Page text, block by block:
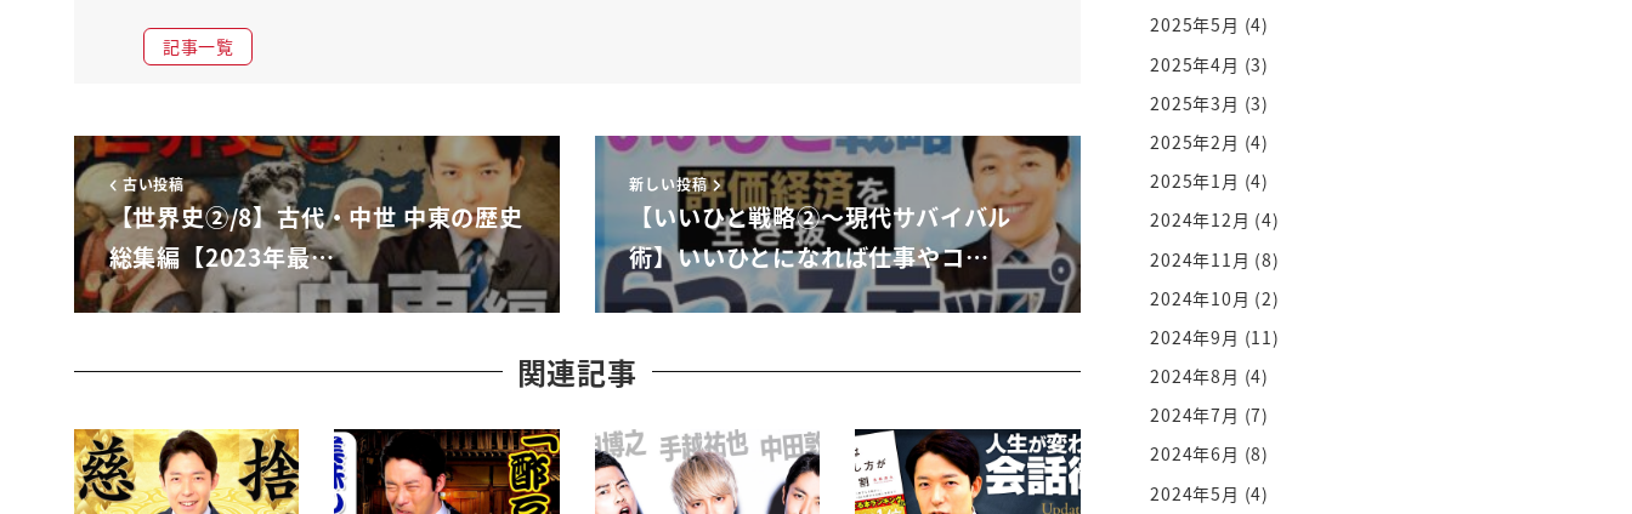
いう人たちがですねまこの現代でですね
非常に吊し上げを合ってしまうそういうの
いろんな芸能人がですね能力はあるのに
あんなことでトってしまうなんてなんて
こと見に耳にしてるはずなんですよ目にし
耳にしてるわけですよねそんな中で芸能人
インフルエンザだけじゃない一般の人でも
がこのいい人戦略だというんですねこの
いい人なんじゃないのと戦略なのここら辺
も非常に面白いお話でございますそもそも
記事一覧
古い投稿
【世界史②/8】古代・中世 中東の歴史
総集編【2023年最…
新しい投稿
【いいひと戦略②〜現代サバイバル
術】いいひとになれば仕事やコ…
関連記事
2025年5月 (4)
2025年4月 (3)
2025年3月 (3)
2025年2月 (4)
2025年1月 (4)
2024年12月 (4)
2024年11月 (8)
2024年10月 (2)
2024年9月 (11)
2024年8月 (4)
2024年7月 (7)
2024年6月 (8)
2024年5月 (4)